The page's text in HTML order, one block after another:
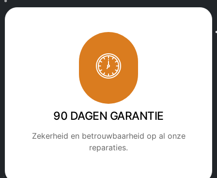
90 DAGEN GARANTIE
Zekerheid en betrouwbaarheid op al onze
reparaties.